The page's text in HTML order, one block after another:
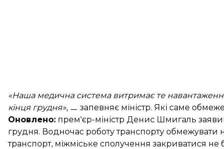
«Наша медична система витримає те
кінця грудня», ㅡ запевняє міністр. Які саме
Оновлено: прем'єр-міністр Денис Шмигаль
грудня. Водночас роботу транспорту обмежувати
транспорт, міжміське сполучення закриватися не